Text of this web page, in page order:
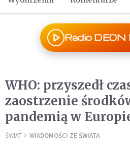
Radio
WHO: przyszedł
zaostrzenie
pandemią w
ŚWIAT WIADOMOŚCI ZE ŚWIATA